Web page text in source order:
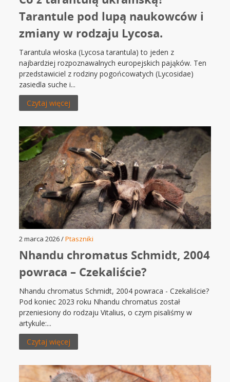
Tarantule pod lupą naukowców i
zmiany w rodzaju Lycosa.
Tarantula włoska (Lycosa tarantula) to jeden z
najbardziej rozpoznawalnych europejskich pająków. Ten
przedstawiciel z rodziny pogońcowatych (Lycosidae)
zasiedla suche i...
Czytaj więcej
2 marca 2026 /Ptaszniki
Nhandu chromatus Schmidt, 2004
powraca – Czekaliście?
Nhandu chromatus Schmidt, 2004 powraca - Czekaliście?
Pod koniec 2023 roku Nhandu chromatus został
przeniesiony do rodzaju Vitalius, o czym pisaliśmy w
artykule:...
Czytaj więcej